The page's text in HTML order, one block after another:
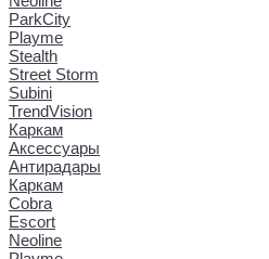
ParkCity
Playme
Stealth
Street Storm
Subini
TrendVision
Каркам
Аксессуары
Антирадары
Каркам
Cobra
Escort
Neoline